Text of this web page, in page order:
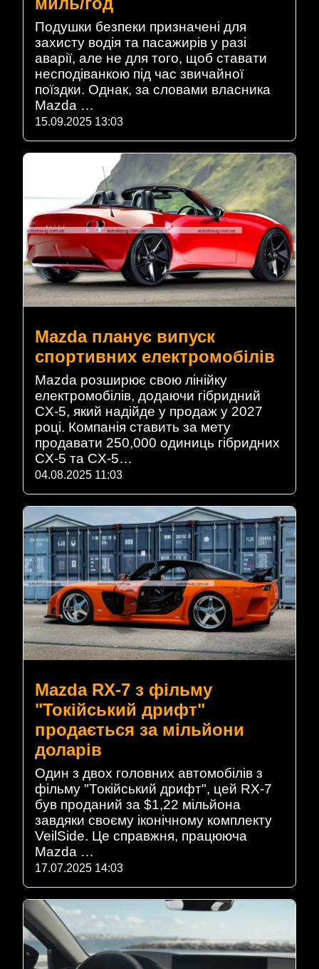
Подушки безпеки призначені для
захисту водія та пасажирів у разі
аварії, але не для того, щоб ставати
несподіванкою під час звичайної
поїздки. Однак, за словами власника
Mazda …
15.09.2025 13:03
Mazda планує випуск
спортивних електромобілів
Mazda розширює свою лінійку
електромобілів, додаючи гібридний
CX-5, який надійде у продаж у 2027
році. Компанія ставить за мету
продавати 250,000 одиниць гібридних
CX-5 та CX-5…
04.08.2025 11:03
Mazda RX-7 з фільму
"Токійський дрифт"
продається за мільйони
доларів
Один з двох головних автомобілів з
фільму "Токійський дрифт", цей RX-7
був проданий за $1,22 мільйона
завдяки своєму іконічному комплекту
VeilSide. Це справжня, працююча
Mazda …
17.07.2025 14:03